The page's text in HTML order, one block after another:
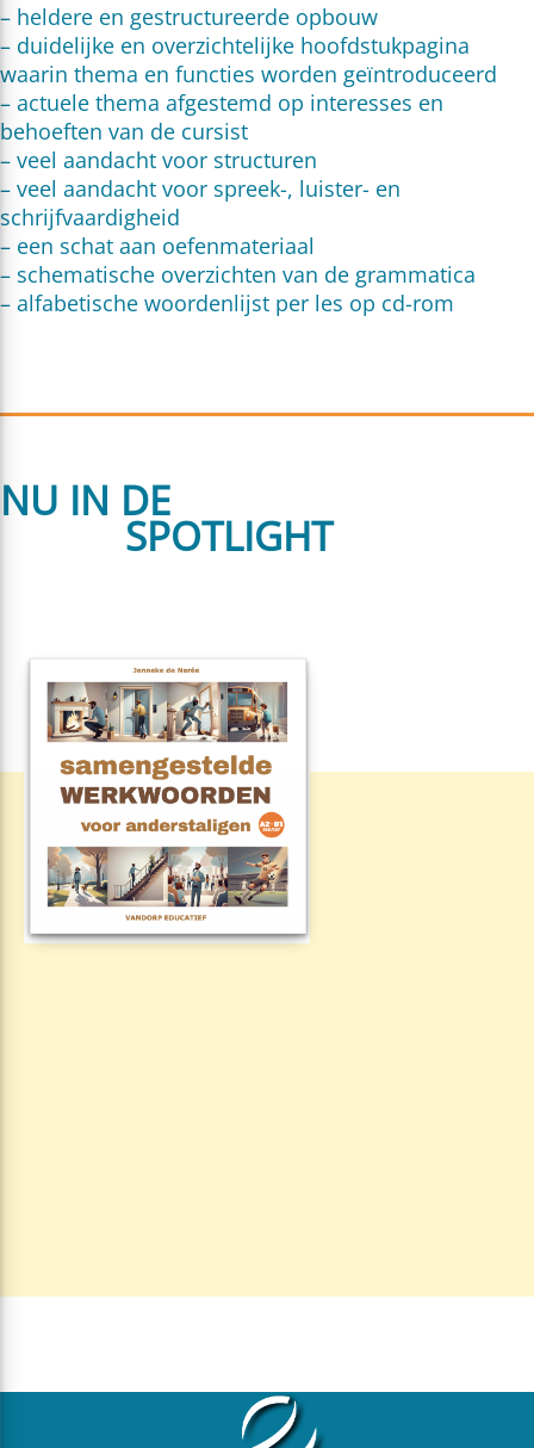
– heldere en gestructureerde opbouw
– duidelijke en overzichtelijke hoofdstukpagina
waarin thema en functies worden geïntroduceerd
– actuele thema afgestemd op interesses en
behoeften van de cursist
– veel aandacht voor structuren
– veel aandacht voor spreek-, luister- en
schrijfvaardigheid
– een schat aan oefenmateriaal
– schematische overzichten van de grammatica
– alfabetische woordenlijst per les op cd-rom
NU IN DE
SPOTLIGHT